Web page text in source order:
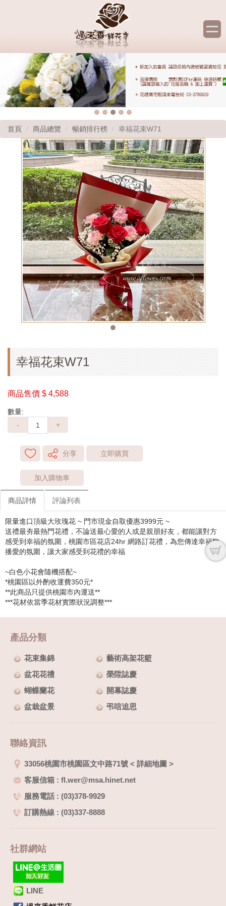
首頁 商品總覽 暢銷排行榜 幸福花束W71
幸福花束W71
商品售價 $ 4,588
數量:
-
+
分享 立即購買
加入購物車
商品詳情 評論列表
限量進口頂級大玫瑰花 ~ 門市現金自取優惠3999元 ~
送禮最夯最熱門花禮，不論送最心愛的人或是親朋好友，都能讓對方
感受到幸福的氛圍，桃園市區花店24hr 網路訂花禮，為您傳達幸福散
播愛的氛圍，讓大家感受到花禮的幸福
~白色小花會隨機搭配~
*桃園區以外酌收運費350元*
**此商品只提供桃園市內運送**
***花材依當季花材實際狀況調整***
產品分類
花束集錦
盆花花禮
蝴蝶蘭花
盆栽盆景
藝術高架花籃
榮陞誌慶
開幕誌慶
弔唁追思
聯絡資訊
33056桃園市桃園區文中路71號 < 詳細地圖 >
客服信箱 : fl.wer@msa.hinet.net
服務電話 : (03)378-9929
訂購熱線 : (03)337-8888
社群網站
LINE